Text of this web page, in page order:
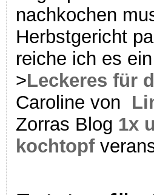
nachkochen
Herbstgericht
reiche ich es
>Leckeres für
Caroline von
Zorras Blog 1x
kochtopf